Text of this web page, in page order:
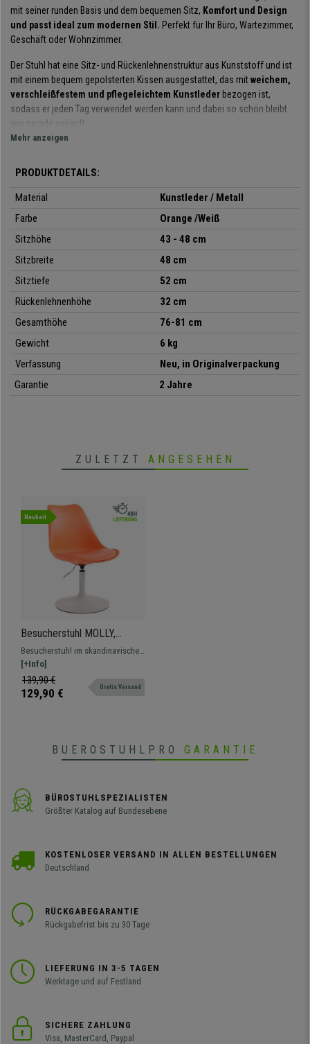
mit seiner runden Basis und dem bequemen Sitz, Komfort und Design
und passt ideal zum modernen Stil. Perfekt für Ihr Büro, Wartezimmer,
Geschäft oder Wohnzimmer.
Der Stuhl hat eine Sitz- und Rückenlehnenstruktur aus Kunststoff und ist
mit einem bequem gepolsterten Kissen ausgestattet, das mitweichem,
verschleißfestem und pflegeleichtem Kunstleder bezogen ist,
sodass er jeden Tag verwendet werden kann und dabei so schön bleibt
wie gerade gekauft.
einen um 360° drehbaren Sitz und ist mit einem Hebel unter dem Sitz
höhenverstellbar. Ein weiteres
Merkmal ist seine Vielseitigkeit
Es ist ein hervorragender Besucherstuhl für eine moderne Umgebung oder
Buerostuhlpro
können Sie ihn zu einem sehr günstigen Preis kaufen,
inklusive Garantie und kostenlosen Versandkosten.
• Gepolsterter Sitz mit Kunstlederbezug
• Designsockel aus mattweißem Metall
• Perfekt für Warte- und Gästezimmer
• 360° drehbar und höhenverstellbar
Mehr anzeigen
PRODUKTDETAILS:
Material
Kunstleder / Metall
Farbe
Orange /Weiß
Sitzhöhe
43 - 48 cm
Sitzbreite
48 cm
Sitztiefe
52 cm
Rückenlehnenhöhe
32 cm
Gesamthöhe
76-81 cm
Gewicht
6 kg
Verfassung
Neu, in Originalverpackung
Garantie
2 Jahre
ZULETZT ANGESEHEN
Neuheit
Besucherstuhl MOLLY,
Sockel aus mattweißem
Metall, Sitz Kunstleder,
Farbe Orange
Besucherstuhl im skandinavischen
Design. Mit einer runden Basis
bietet er Komfort und Stabilität.
[+Info]
139,90 €
129,90 € Gratis Versand
BUEROSTUHLPRO GARANTIE
BÜROSTUHLSPEZIALISTEN
Größter Katalog auf Bundesebene
KOSTENLOSER VERSAND IN ALLEN BESTELLUNGEN
Deutschland
RÜCKGABEGARANTIE
Rückgabefrist bis zu 30 Tage
LIEFERUNG IN 3-5 TAGEN
Werktage und auf Festland
SICHERE ZAHLUNG
Visa, MasterCard, Paypal